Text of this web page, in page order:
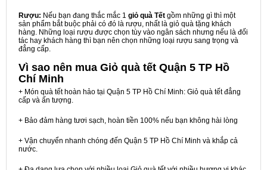
Rượu: Nếu bạn đang thắc mắc 1 giỏ quà Tết gồm những gì thì một
sản phẩm bắt buộc phải có đó là rượu, nhất là giỏ quà tặng khách
hàng. Những loại rượu được chọn tùy vào ngân sách nhưng nếu là đối
tác hay khách hàng thì bạn nên chọn những loại rượu sang trọng và
đẳng cấp.
Vì sao nên mua Giỏ quà tết Quận 5 TP Hồ
Chí Minh
+ Món quà tết hoàn hảo tại Quận 5 TP Hồ Chí Minh: Giỏ quà tết đẳng
cấp và ấn tượng.
+ Bảo đảm hàng tươi sạch, hoàn tiền 100% nếu bạn không hài lòng
+ Vận chuyển nhanh chóng đến Quận 5 TP Hồ Chí Minh và khắp cả
nước.